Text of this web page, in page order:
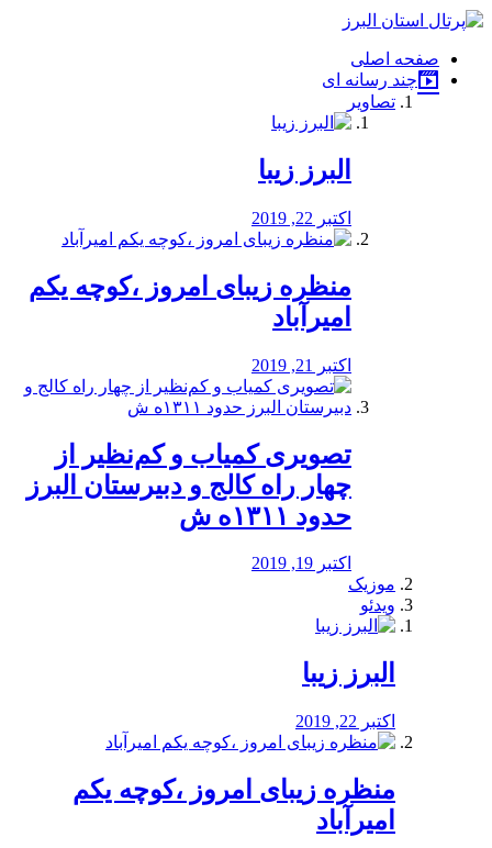
فصد
شرق
تهران
خشکشویی
صفحه اصلی
چند رسانه ای
تصاویر
البرز زیبا
اکتبر 22, 2019
منظره‌‌ زیبای امروز ،کوچه یکم
امیرآباد
اکتبر 21, 2019
️تصویری کمیاب و کم‌نظیر از
چهار راه كالج و دبيرستان البرز
حدود ۱۳۱۱ه ش
اکتبر 19, 2019
موزیک
ویدئو
البرز زیبا
اکتبر 22, 2019
منظره‌‌ زیبای امروز ،کوچه یکم
امیرآباد